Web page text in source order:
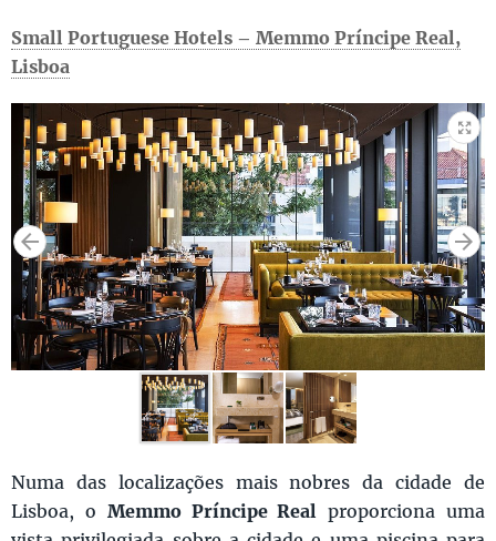
Small Portuguese Hotels – Memmo Príncipe Real,
Lisboa
Numa das localizações mais nobres da cidade de
Lisboa, o Memmo Príncipe Real proporciona uma